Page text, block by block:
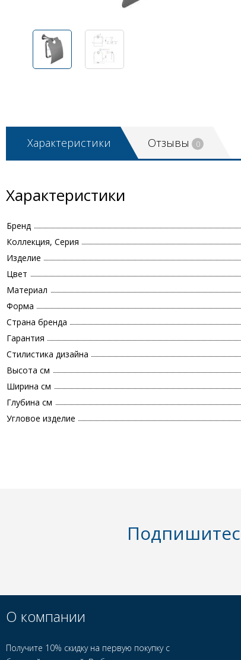
Характеристики Отзывы 0
Характеристики
Бренд
Коллекция, Серия
Изделие
Цвет
Материал
Форма
Страна бренда
Гарантия
Стилистика дизайна
Высота см
Ширина см
Глубина см
Угловое изделие
О компании
Получите 10% скидку на первую покупку с